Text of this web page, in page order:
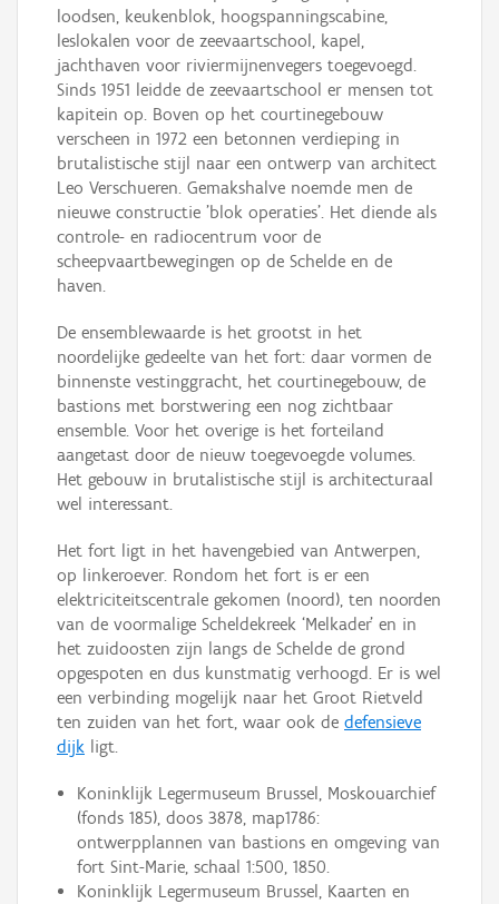
loodsen, keukenblok, hoogspanningscabine,
leslokalen voor de zeevaartschool, kapel,
jachthaven voor riviermijnenvegers toegevoegd.
Sinds 1951 leidde de zeevaartschool er mensen tot
kapitein op. Boven op het courtinegebouw
verscheen in 1972 een betonnen verdieping in
brutalistische stijl naar een ontwerp van architect
Leo Verschueren. Gemakshalve noemde men de
nieuwe constructie 'blok operaties'. Het diende als
controle- en radiocentrum voor de
scheepvaartbewegingen op de Schelde en de
haven.
De ensemblewaarde is het grootst in het
noordelijke gedeelte van het fort: daar vormen de
binnenste vestinggracht, het courtinegebouw, de
bastions met borstwering een nog zichtbaar
ensemble. Voor het overige is het forteiland
aangetast door de nieuw toegevoegde volumes.
Het gebouw in brutalistische stijl is architecturaal
wel interessant.
Het fort ligt in het havengebied van Antwerpen,
op linkeroever. Rondom het fort is er een
elektriciteitscentrale gekomen (noord), ten noorden
van de voormalige Scheldekreek ‘Melkader’ en in
het zuidoosten zijn langs de Schelde de grond
opgespoten en dus kunstmatig verhoogd. Er is wel
een verbinding mogelijk naar het Groot Rietveld
ten zuiden van het fort, waar ook de defensieve
dijk ligt.
Koninklijk Legermuseum Brussel, Moskouarchief
(fonds 185), doos 3878, map1786:
ontwerpplannen van bastions en omgeving van
fort Sint-Marie, schaal 1:500, 1850.
Koninklijk Legermuseum Brussel, Kaarten en